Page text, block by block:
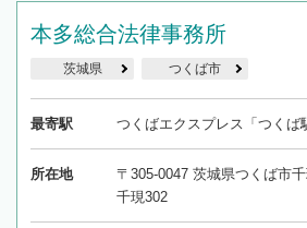
本多総合法律事務所
茨城県 つくば市
最寄駅 つくばエクスプレス「つくば
所在地
〒305-0047 茨城県つくば市
千現302